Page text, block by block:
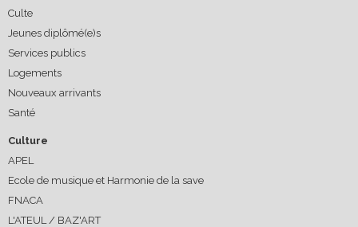
Culte
Jeunes diplômé(e)s
Services publics
Logements
Nouveaux arrivants
Santé
Culture
APEL
Ecole de musique et Harmonie de la save
FNACA
L'ATEUL / BAZ'ART